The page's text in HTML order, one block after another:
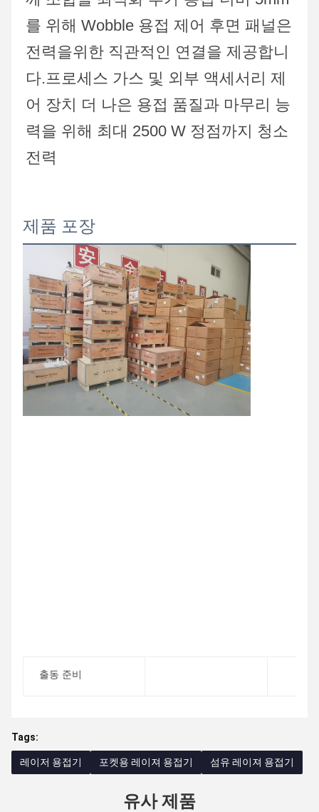
를 위해 Wobble 용접 제어 후면 패널은
전력을위한 직관적인 연결을 제공합니
다.프로세스 가스 및 외부 액세서리 제
어 장치 더 나은 용접 품질과 마무리 능
력을 위해 최대 2500 W 정점까지 청소
전력
제품 포장
출동 준비
Tags:
레이저 용접기 포켓용 레이져 용접기 섬유 레이져 용접기
유사 제품